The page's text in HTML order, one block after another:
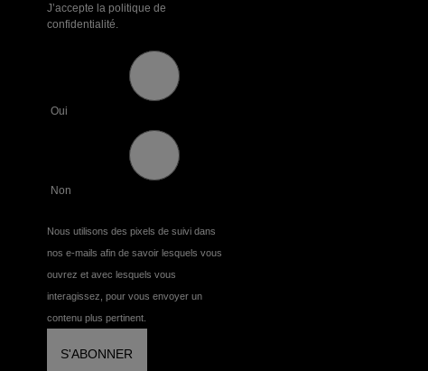
J’accepte la politique de
confidentialité.
Oui
Non
Nous utilisons des pixels de suivi dans
nos e-mails afin de savoir lesquels vous
ouvrez et avec lesquels vous
interagissez, pour vous envoyer un
contenu plus pertinent.